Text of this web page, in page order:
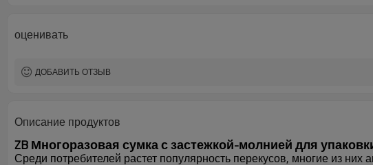
оценивать
ДОБАВИТЬ ОТЗЫВ
Описание продуктов
ZB Многоразовая сумка с застежкой-молнией для
Среди потребителей растет популярность перекусов, многие из